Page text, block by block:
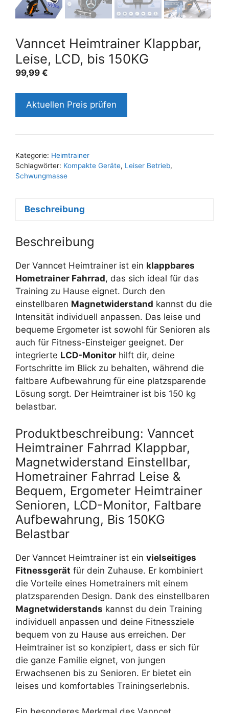
Vanncet Heimtrainer Klappbar,
Leise, LCD, bis 150KG
99,99 €
Aktuellen Preis prüfen
Kategorie: Heimtrainer
Schlagwörter: Kompakte Geräte, Leiser Betrieb,
Schwungmasse
Beschreibung
Beschreibung
Der Vanncet Heimtrainer ist ein klappbares
Hometrainer Fahrrad, das sich ideal für das
Training zu Hause eignet. Durch den
einstellbaren Magnetwiderstand kannst du die
Intensität individuell anpassen. Das leise und
bequeme Ergometer ist sowohl für Senioren als
auch für Fitness-Einsteiger geeignet. Der
integrierte LCD-Monitor hilft dir, deine
Fortschritte im Blick zu behalten, während die
faltbare Aufbewahrung für eine platzsparende
Lösung sorgt. Der Heimtrainer ist bis 150 kg
belastbar.
Produktbeschreibung: Vanncet
Heimtrainer Fahrrad Klappbar,
Magnetwiderstand Einstellbar,
Hometrainer Fahrrad Leise &
Bequem, Ergometer Heimtrainer
Senioren, LCD-Monitor, Faltbare
Aufbewahrung, Bis 150KG
Belastbar
Der Vanncet Heimtrainer ist ein vielseitiges
Fitnessgerät für dein Zuhause. Er kombiniert
die Vorteile eines Hometrainers mit einem
platzsparenden Design. Dank des einstellbaren
Magnetwiderstands kannst du dein Training
individuell anpassen und deine Fitnessziele
bequem von zu Hause aus erreichen. Der
Heimtrainer ist so konzipiert, dass er sich für
die ganze Familie eignet, von jungen
Erwachsenen bis zu Senioren. Er bietet ein
leises und komfortables Trainingserlebnis.